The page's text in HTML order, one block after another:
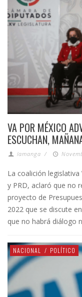
VA POR MÉXICO
ESCUCHAN,
lamanga /
La coalición
y PRD, aclaró que no
proyecto de
2022 que se discute
que no habrá diálogo
NACIONAL / POLÍTICO